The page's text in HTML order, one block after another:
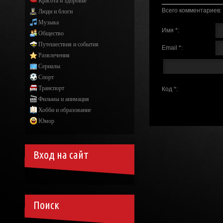
Всего комментариев:
Имя *:
Email *:
Код *:
Люди и блоги
Музыка
Общество
Путешествия и события
Развлечения
Сериалы
Спорт
Транспорт
Фильмы и анимация
Хобби и образование
Юмор
Вход на сайт
Поиск